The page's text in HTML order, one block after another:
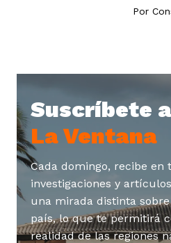
Por
Suscríbete a
La Ventana
Cada domingo, recibe
investigaciones y
una mirada distinta
país, lo que te permitirá
realidad de las regiones
de Atrato
de estilo
equipo
periodistas locales